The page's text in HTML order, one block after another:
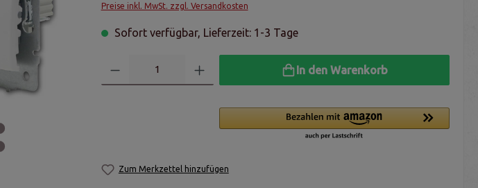
Preise inkl. MwSt. zzgl. Versandkosten
Sofort verfügbar, Lieferzeit: 1-3 Tage
In den Warenkorb
Zum Merkzettel hinzufügen